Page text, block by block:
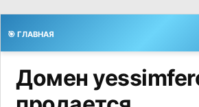
🎯 ГЛАВНАЯ
Домен